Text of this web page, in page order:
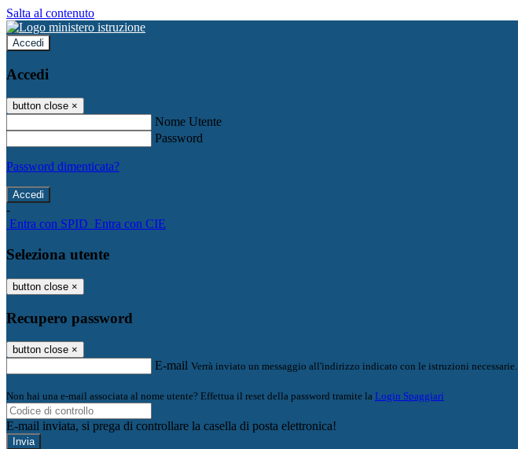
Salta al contenuto
Accedi
Accedi
button close ×
Nome Utente
Password
Password dimenticata?
-
Entra con SPID Entra con CIE
Seleziona utente
button close ×
Recupero password
button close ×
E-mail Verrà inviato un messaggio all'indirizzo indicato con le istruzioni necessarie.
Non hai una e-mail associata al nome utente? Effettua il reset della password tramite la Login Spaggiari
E-mail inviata, si prega di controllare la casella di posta elettronica!